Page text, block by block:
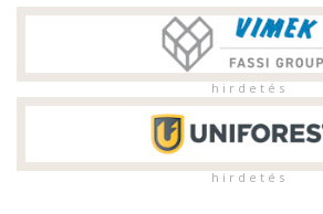
h i r d e t é s
h i r d e t é s